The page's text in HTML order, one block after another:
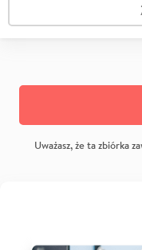
Uważasz, że ta zbiórka